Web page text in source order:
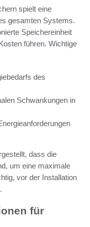
spielt eine
gesamten Systems.
Speichereinheit
führen. Wichtige
des
Schwankungen in
dass die
um eine maximale
vor der Installation
für